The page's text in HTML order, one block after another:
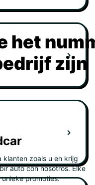
het
zijn
klanten zoals u en krijg
auto con nosotros. Elke
promoties.